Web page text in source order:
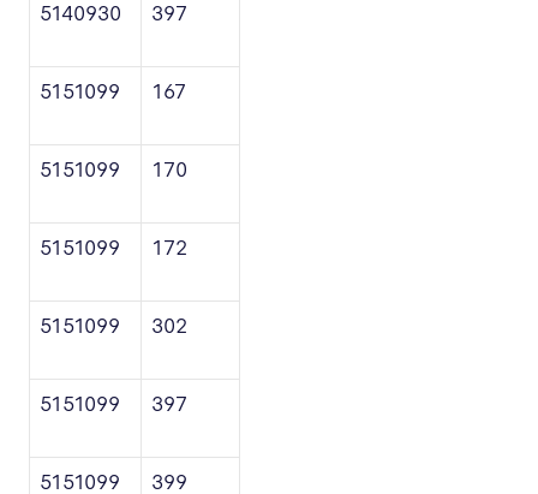
5140930 397
5151099 167
5151099 170
5151099 172
5151099 302
5151099 397
5151099 399